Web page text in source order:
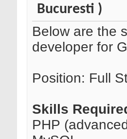
Bucuresti )
Below are the
developer for
Position: Full
Skills
PHP